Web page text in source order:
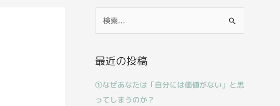
索
象
:
最近の投稿
①なぜあなたは「自分には価値がない」と思
ってしまうのか？